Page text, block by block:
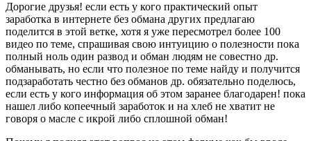
Дорогие друзья! если есть у кого практический опыт
заработка в интернете без обмана других предлагаю
поделится в этой ветке, хотя я уже пересмотрел более 100
видео по теме, спрашивая свою интуицию о полезности пока
полный ноль один развод и обман людям не совестно др.
обманывать, но если что полезное по теме найду и получится
подзаработать честно без обманов др. обязательно поделюсь,
если есть у кого информация об этом заранее благодарен! пока
нашел либо копеечный заработок и на хлеб не хватит не
говоря о масле с икрой либо сплошной обман!